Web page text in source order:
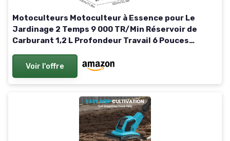
Motoculteurs Motoculteur à Essence pour Le
Jardinage 2 Temps 9 000 TR/Min Réservoir de
Carburant 1,2 L Profondeur Travail 6 Pouces
Jardin Orange
Voir l'offre